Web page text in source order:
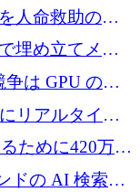
めの MDR 認
人命救助の救
2,000 ユーロ
埋め立てメタ
は GPU の所
由
リアルタイム
ために 400 万
ために420万ポ
ドの AI 検索最